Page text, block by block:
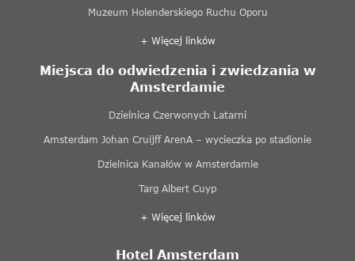
Muzeum Holenderskiego Ruchu Oporu
+ Więcej linków
Miejsca do odwiedzenia i zwiedzania w
Amsterdamie
Dzielnica Czerwonych Latarni
Amsterdam Johan Cruijff ArenA – wycieczka po stadionie
Dzielnica Kanałów w Amsterdamie
Targ Albert Cuyp
+ Więcej linków
Hotel Amsterdam